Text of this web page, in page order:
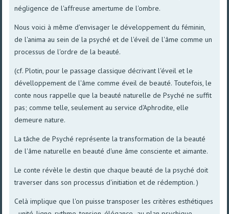
négligence de l'affreuse amertume de l'ombre.
Nous voici à même d'envisager le développement du féminin,
de l'anima au sein de la psyché et de l'éveil de l'âme comme un
processus de l'ordre de la beauté.
(cf. Plotin, pour le passage classique décrivant l'éveil et le
dévelloppement de l'âme comme éveil de beauté. Toutefois, le
conte nous rappelle que la beauté naturelle de Psyché ne suffit
pas; comme telle, seulement au service d'Aphrodite, elle
demeure nature.
La tâche de Psyché représente la transformation de la beauté
de l'âme naturelle en beauté d'une âme consciente et aimante.
Le conte révèle le destin que chaque beauté de la psyché doit
traverser dans son processus d'initiation et de rédemption. )
Celà implique que l'on puisse transposer les critères esthétiques